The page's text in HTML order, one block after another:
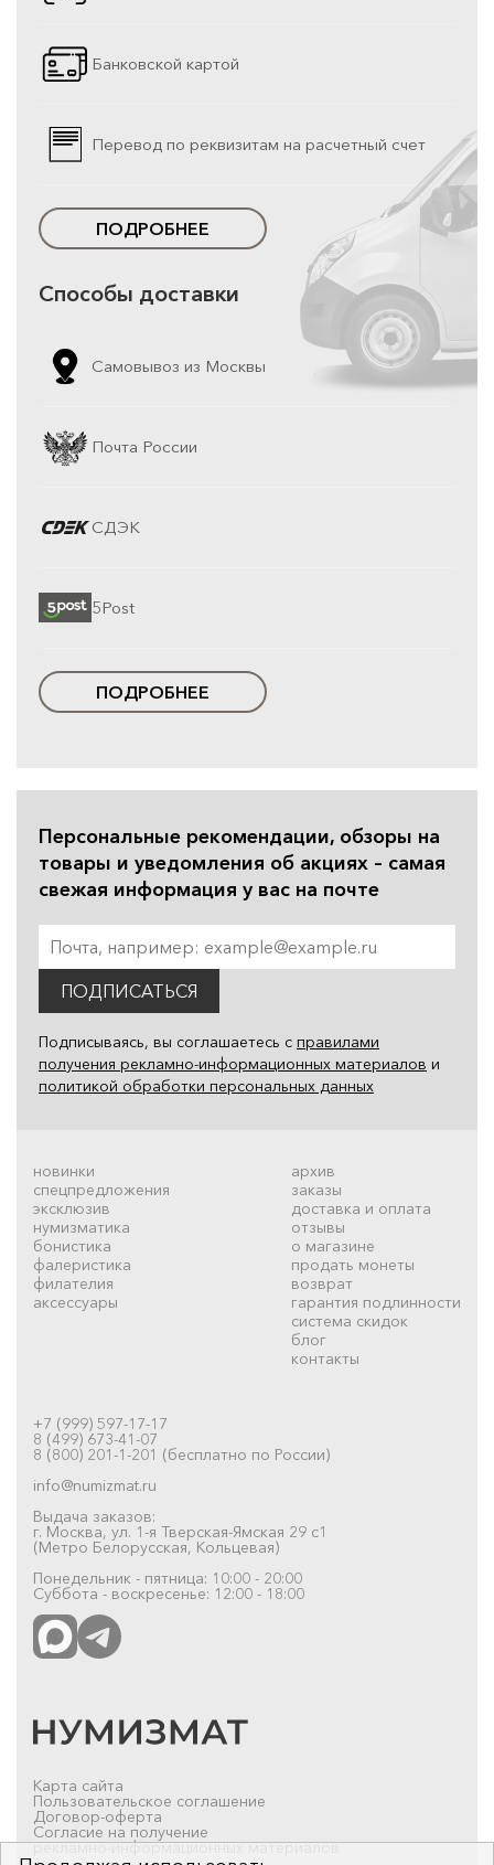
Банковской картой
Перевод по реквизитам на расчетный счет
ПОДРОБНЕЕ
Способы доставки
Самовывоз из Москвы
Почта России
СДЭК
5Post
ПОДРОБНЕЕ
Персональные рекомендации, обзоры на
товары и уведомления об акциях – самая
свежая информация у вас на почте
ПОДПИСАТЬСЯ
Подписываясь, вы соглашаетесь с правилами
получения рекламно-информационных материалов и
политикой обработки персональных данных
новинки
спецпредложения
эксклюзив
нумизматика
бонистика
фалеристика
филателия
аксессуары
архив
заказы
доставка и оплата
отзывы
о магазине
продать монеты
возврат
гарантия подлинности
система скидок
блог
контакты
+7 (999) 597-17-17
8 (499) 673-41-07
8 (800) 201-1-201 (бесплатно по России)
info@numizmat.ru
Выдача заказов:
г. Москва, ул. 1-я Тверская-Ямская 29 с1
(Метро Белорусская, Кольцевая)
Понедельник - пятница: 10:00 - 20:00
Суббота - воскресенье: 12:00 - 18:00
Карта сайта
Пользовательское соглашение
Договор-оферта
Согласие на получение
рекламно-информационных материалов